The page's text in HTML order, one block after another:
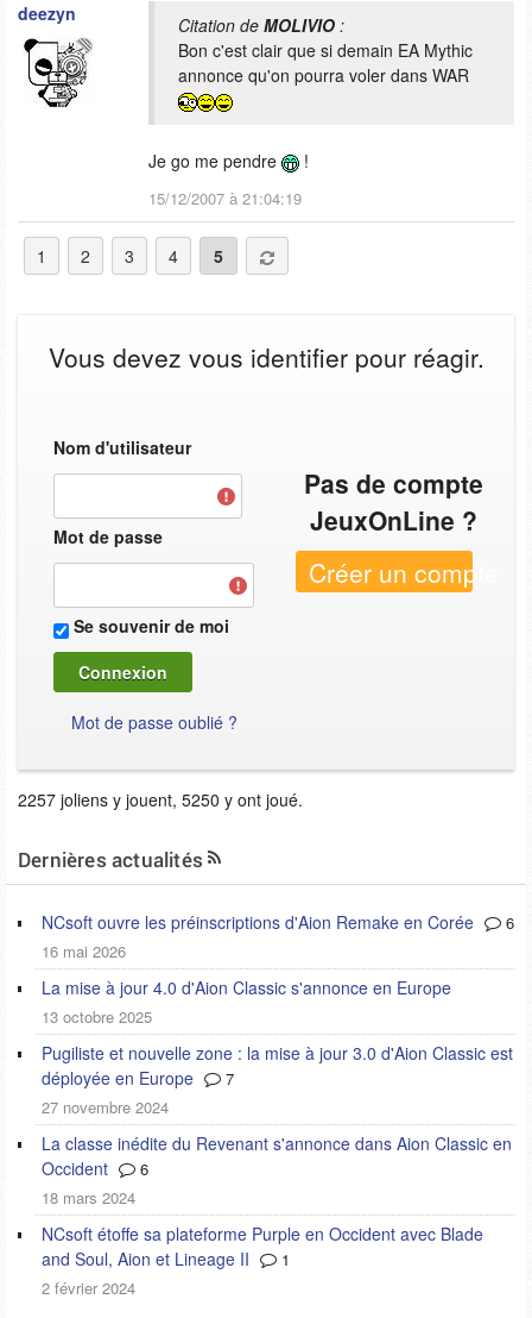
deezyn Citation de MOLIVIO :
Bon c'est clair que si demain EA Mythic
annonce qu'on pourra voler dans WAR
Je go me pendre !
15/12/2007 à 21:04:19
1 2 3 4 5
Vous devez vous identifier pour réagir.
Nom d'utilisateur
Mot de passe
Se souvenir de moi
Mot de passe oublié ?
Pas de compte
JeuxOnLine ?
Créer un compte
2257 joliens y jouent, 5250 y ont joué.
Dernières actualités
NCsoft ouvre les préinscriptions d'Aion Remake en Corée
6
16 mai 2026
La mise à jour 4.0 d'Aion Classic s'annonce en Europe
13 octobre 2025
Pugiliste et nouvelle zone : la mise à jour 3.0 d'Aion Classic est
déployée en Europe
7
27 novembre 2024
La classe inédite du Revenant s'annonce dans Aion Classic en
Occident
6
18 mars 2024
NCsoft étoffe sa plateforme Purple en Occident avec Blade
and Soul, Aion et Lineage II
1
2 février 2024